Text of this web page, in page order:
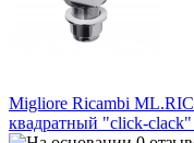
Migliore Ricambi
квадратный "click-